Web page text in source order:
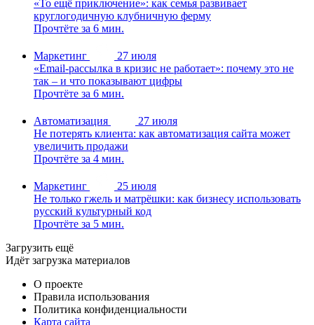
«То ещё приключение»: как семья развивает
круглогодичную клубничную ферму
Прочтёте за 6 мин.
Маркетинг
27 июля
«Email-рассылка в кризис не работает»: почему это не
так – и что показывают цифры
Прочтёте за 6 мин.
Автоматизация
27 июля
Не потерять клиента: как автоматизация сайта может
увеличить продажи
Прочтёте за 4 мин.
Маркетинг
25 июля
Не только гжель и матрёшки: как бизнесу использовать
русский культурный код
Прочтёте за 5 мин.
Загрузить ещё
Идёт загрузка материалов
О проекте
Правила использования
Политика конфиденциальности
Карта сайта